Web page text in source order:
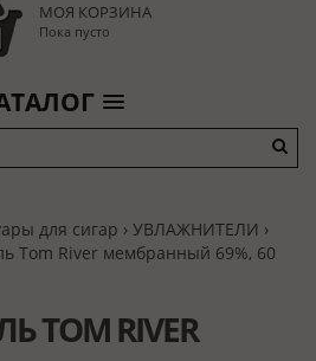
МОЯ КОРЗИНА
Пока пусто
для сигар › УВЛАЖНИТЕЛИ ›
Tom River мембранный 69%, 60
TOM RIVER